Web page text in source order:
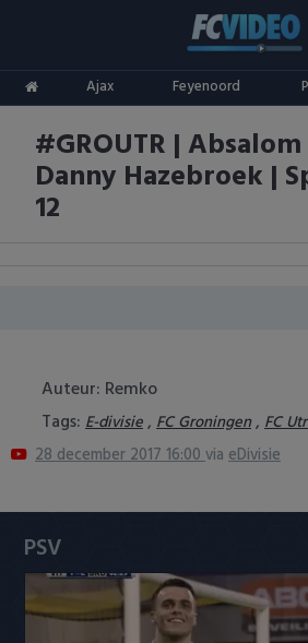
Ajax Feyenoord
ADO Den Haag
Ajax
AZ
Feyenoord
Heracles Almelo
NAC Breda
PEC Zwolle
Competities
Eredivisie
Keuken Kampioen Divisie
Europa League
Conference League
Oranje
Goals & Samenvattingen
#GROUTR |
Danny Hazebroek |
12
Auteur: Remko
Tags: E-divisie, FC Groningen, FC
28 december 2017 16:00via eDivisie
PSV